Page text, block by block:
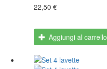
22,50 €
Aggiungi al carrello